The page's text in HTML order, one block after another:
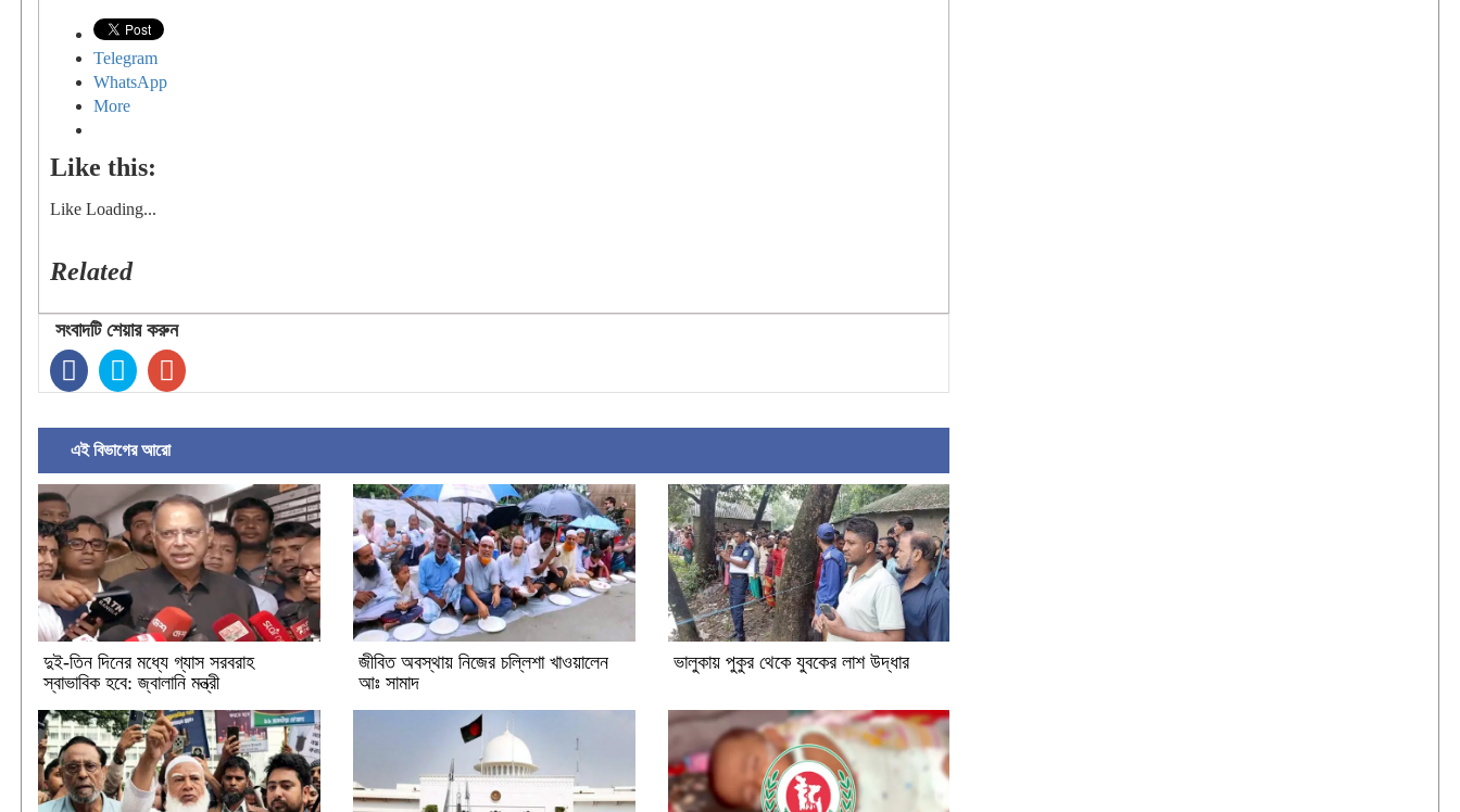
Telegram
WhatsApp
More
Like this:
Like Loading...
Related
সংবাদটি শেয়ার করুন
এই বিভাগের আরো
দুই-তিন দিনের মধ্যে গ্যাস সরবরাহ
স্বাভাবিক হবে: জ্বালানি মন্ত্রী
জীবিত অবস্থায় নিজের চল্লিশা খাওয়ালেন
আঃ সামাদ
ভালুকায় পুকুর থেকে যুবকের লাশ উদ্ধার